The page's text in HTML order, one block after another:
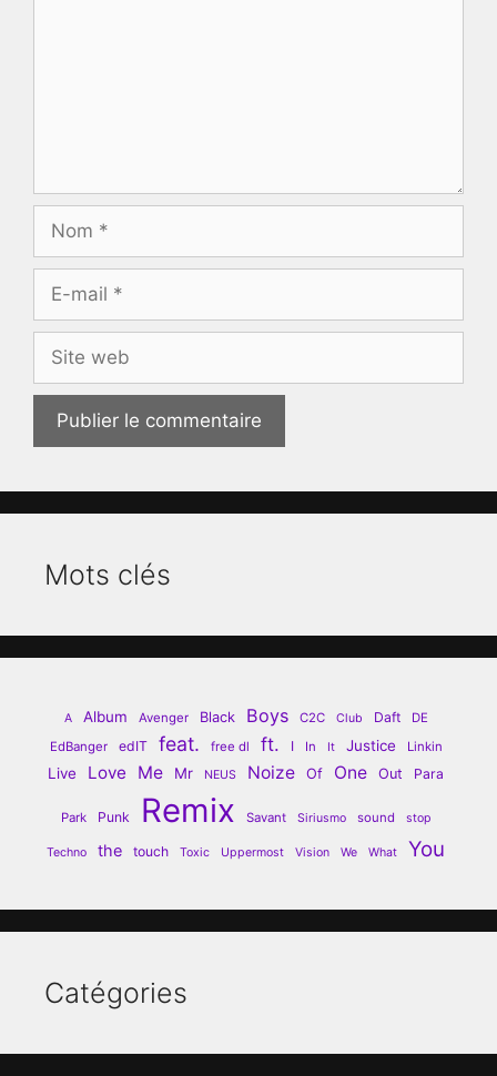
mail
web
Mots clés
A Album Avenger Black Boys C2C Club Daft
DE
EdBanger
edIT feat. free dl ft. I In It Justice Linkin
Live Love Me Mr NEUS Noize Of One Out Para
Park Punk Remix Savant Siriusmo sound stop
Techno the touch Toxic Uppermost Vision We What You
Catégories